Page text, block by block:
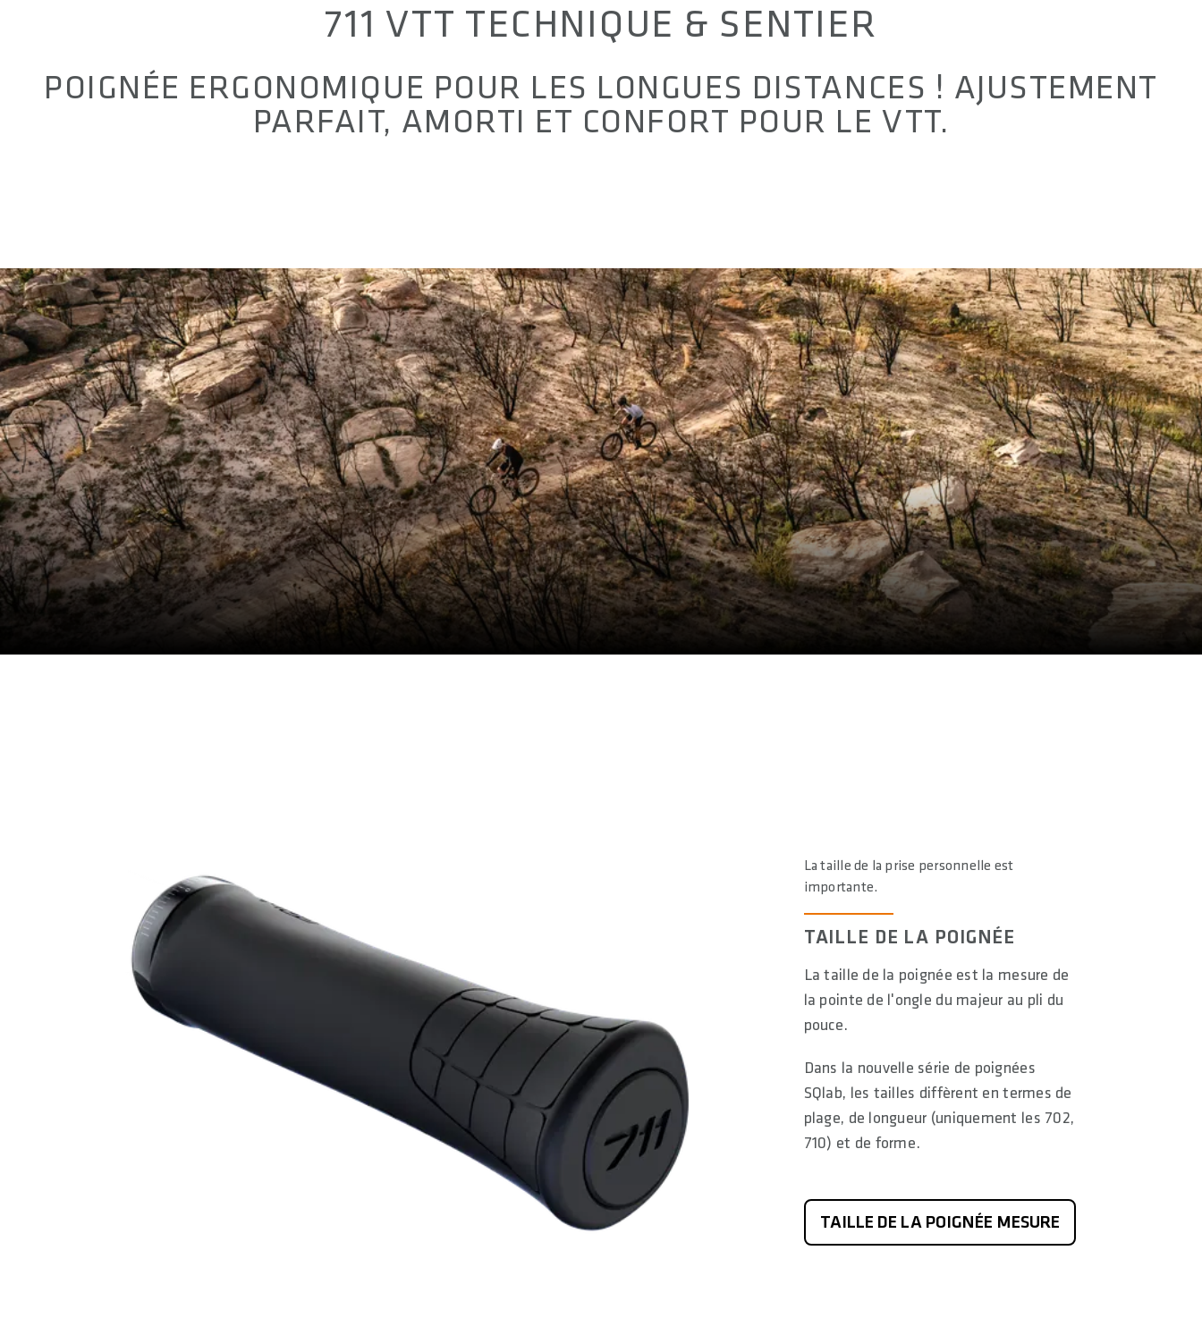
711 VTT TECHNIQUE & SENTIER
POIGNÉE ERGONOMIQUE POUR LES LONGUES DISTANCES ! AJUSTEMENT
PARFAIT, AMORTI ET CONFORT POUR LE VTT.
La taille de la prise personnelle est
importante.
TAILLE DE LA POIGNÉE
La taille de la poignée est la mesure de
la pointe de l'ongle du majeur au pli du
pouce.
Dans la nouvelle série de poignées
SQlab, les tailles diffèrent en termes de
plage, de longueur (uniquement les 702,
710) et de forme.
TAILLE DE LA POIGNÉE MESURE